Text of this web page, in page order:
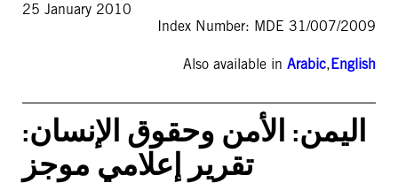
25 January 2010
Index Number: MDE 31/007/2009
Also available in Arabic,English
اليمن: الأمن وحقوق الإنسان:
تقرير إعلامي موجز